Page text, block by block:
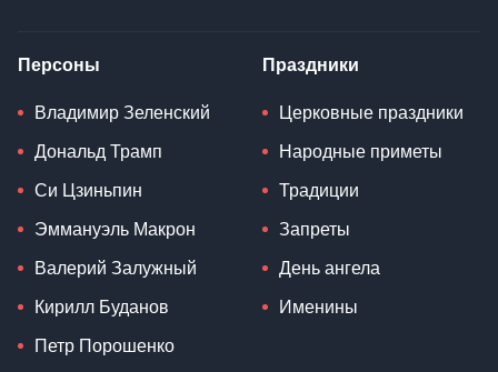
Персоны
Владимир Зеленский
Дональд Трамп
Си Цзиньпин
Эммануэль Макрон
Валерий Залужный
Кирилл Буданов
Петр Порошенко
Праздники
Церковные праздники
Народные приметы
Традиции
Запреты
День ангела
Именины